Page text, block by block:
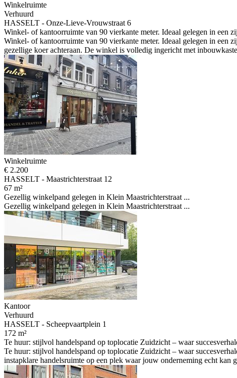
Winkelruimte
Verhuurd
HASSELT - Onze-Lieve-Vrouwstraat 6
Winkel- of kantoorruimte van 90 vierkante meter. Ideaal gelegen in een
Winkel- of kantoorruimte van 90 vierkante meter. Ideaal gelegen in een
gezellige koer achteraan. De winkel is volledig ingericht met
Winkelruimte
€ 2.200
HASSELT - Maastrichterstraat 12
67 m²
Gezellig winkelpand gelegen in Klein Maastrichterstraat ...
Gezellig winkelpand gelegen in Klein Maastrichterstraat ...
Kantoor
Verhuurd
HASSELT - Scheepvaartplein 1
172 m²
Te huur: stijlvol handelspand op toplocatie Zuidzicht – waar
Te huur: stijlvol handelspand op toplocatie Zuidzicht – waar
instapklare handelsruimte op een plek waar jouw onderneming echt kan